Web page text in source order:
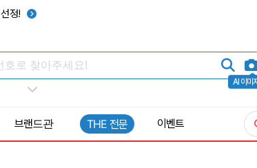
선정!
AI 이미
브랜드관 THE 전문 이벤트